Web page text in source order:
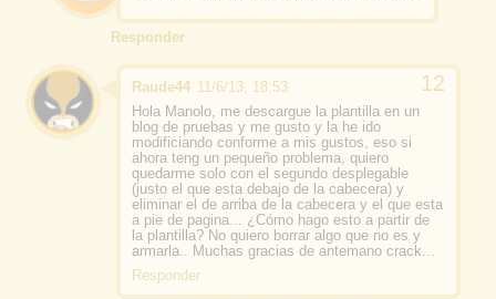
Responder
Raude44 11/6/13, 18:53
Hola Manolo, me descargue la plantilla en un
blog de pruebas y me gusto y la he ido
modificiando conforme a mis gustos, eso si
ahora teng un pequeño problema, quiero
quedarme solo con el segundo desplegable
(justo el que esta debajo de la cabecera) y
eliminar el de arriba de la cabecera y el que esta
a pie de pagina... ¿Cómo hago esto a partir de
la plantilla? No quiero borrar algo que no es y
armarla.. Muchas gracias de antemano crack...
Responder